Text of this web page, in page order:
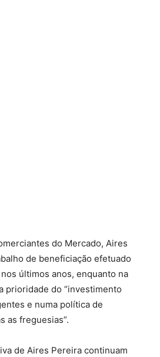
do Mercado, Aires
de beneficiação efetuado
últimos anos, enquanto na
prioridade do “investimento
e numa política de
as freguesias”.
de Aires Pereira continuam